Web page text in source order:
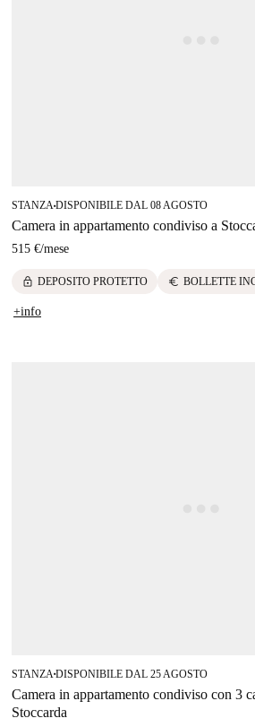
STANZA■DISPONIBILE DAL 08 AGOSTO
Camera in appartamento condiviso a
515 €/mese
lock DEPOSITO PROTETTO euro BOLLETTE
+info
STANZA ■DISPONIBILE DAL 25 AGOSTO
Camera in appartamento condiviso con 3
Stoccarda